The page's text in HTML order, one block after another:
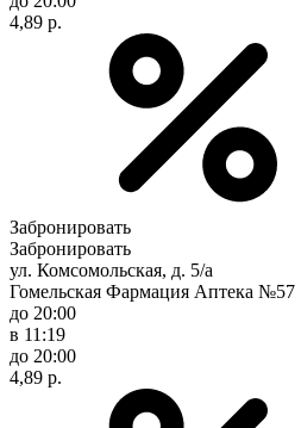
4,89 р.
Забронировать
Забронировать
ул. Комсомольская, д. 5/а
Гомельская Фармация Аптека №57
до 20:00
в 11:19
до 20:00
4,89 р.